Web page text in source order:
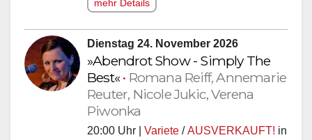
mehr Details
Dienstag 24. November 2026
»Abendrot Show - Simply The
Best«• Romana Reiff, Annemarie
Reuter, Nicole Jukic, Verena
Piwonka
20:00 Uhr | Variete /AUSVERKAUFT! in